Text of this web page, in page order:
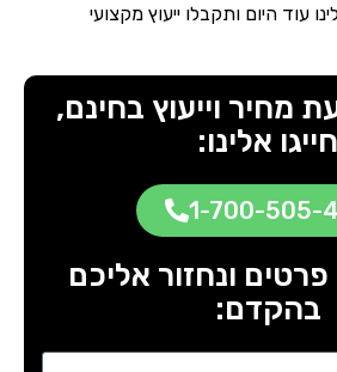
עוד היום ותקבלו ייעוץ מקצועי
מחיר וייעוץ בחינם,
חייגו אלינו:
1-700-505-
ונחזור אליכם
בהקדם: